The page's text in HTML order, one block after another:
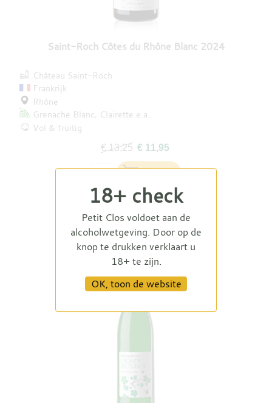
Saint-Roch Côtes du Rhône Blanc 2024
Château Saint-Roch
Frankrijk
Rhône
Grenache Blanc Clairette e.a.
Vol & fruitig
€ 13,25 € 11,95
18+ check
Petit Clos voldoet aan de
alcoholwetgeving. Door op de
knop te drukken verklaart u
18+ te zijn.
OK, toon de website